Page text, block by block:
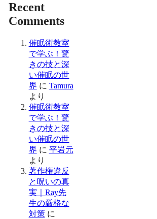
Recent
Comments
催眠術教室
で学ぶ！驚
きの技と深
い催眠の世
界 に Tamura
より
催眠術教室
で学ぶ！驚
きの技と深
い催眠の世
界 に 平岩元
より
著作権違反
と呪いの真
実｜Ray先
生の厳格な
対策に